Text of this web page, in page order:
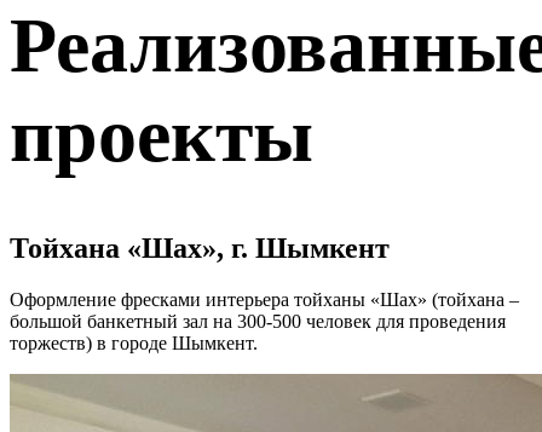
проекты
Тойхана «Шах», г. Шымкент
Оформление фресками интерьера тойханы «Шах» (тойхана –
большой банкетный зал на 300-500 человек для проведения
торжеств) в городе Шымкент.